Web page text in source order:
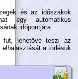
és az időszakok
egy automatikus
időpontjára.
lehetővé teszi az
a törlésük